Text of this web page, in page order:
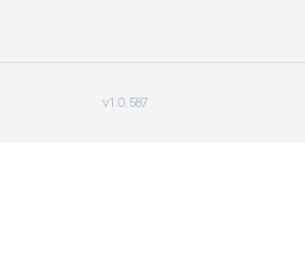
v1.0.587